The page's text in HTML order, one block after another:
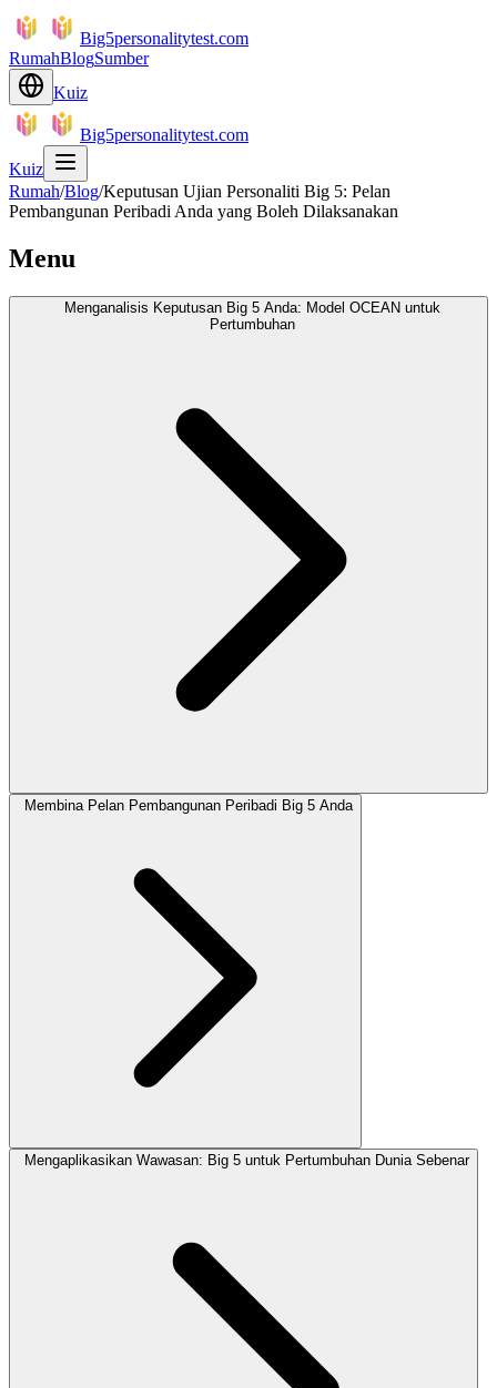
Big5personalitytest.com
RumahBlogSumber
Kuiz
Big5personalitytest.com
Kuiz
Rumah/Blog/Keputusan Ujian Personaliti Big 5: Pelan
Pembangunan Peribadi Anda yang Boleh Dilaksanakan
Menu
Menganalisis Keputusan Big 5 Anda: Model OCEAN untuk
Pertumbuhan
Membina Pelan Pembangunan Peribadi Big 5 Anda
Mengaplikasikan Wawasan: Big 5 untuk Pertumbuhan Dunia Sebenar